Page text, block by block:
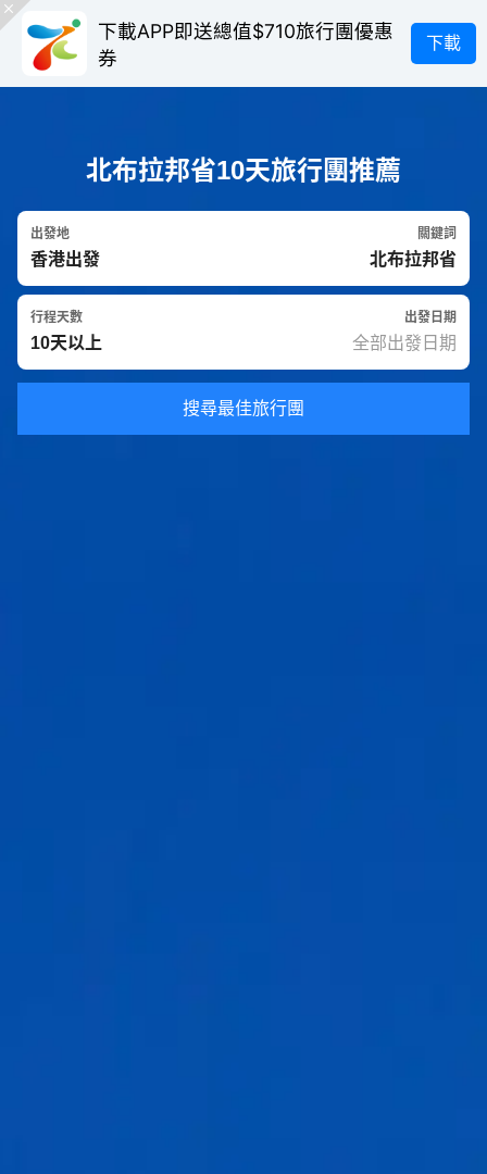
下載APP即送總值$710旅行團優惠
券
下載
北布拉邦省10天旅行團推薦
出發地 關鍵詞
出發日期
行程天數
搜尋最佳旅行團